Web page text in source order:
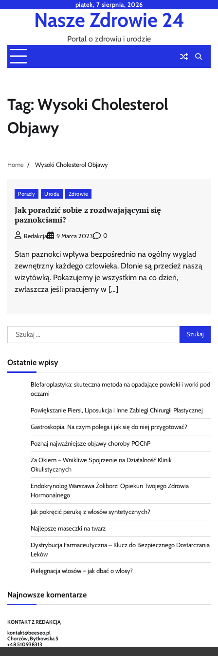
piątek, 7 sierpnia, 2026
Nasze Zdrowie 24
Portal o zdrowiu i urodzie
Tag: Wysoki Cholesterol
Objawy
Home Wysoki Cholesterol Objawy
Porady Uroda Zdrowie
Jak poradzić sobie z rozdwajającymi się
paznokciami?
Redakcja 9 Marca 2023 0
Stan paznokci wpływa bezpośrednio na ogólny wygląd
zewnętrzny każdego człowieka. Dłonie są przecież naszą
wizytówką. Pokazujemy je wszystkim na co dzień,
zwłaszcza jeśli pracujemy w […]
Szukaj:
Ostatnie wpisy
Blefaroplastyka: skuteczna metoda na opadające powieki i worki pod
oczami
Powiększanie Piersi, Liposukcja i Inne Zabiegi Chirurgii Plastycznej
Gastroskopia. Na czym polega i jak się do niej przygotować?
Poznaj najważniejsze objawy choroby POChP
Za Okiem – Wnikliwe Spojrzenie na Działalność Klinik
Okulistycznych
Endokrynolog Warszawa Żoliborz: Opiekun Twojego Zdrowia
Hormonalnego
Jak pokręcić perukę z włosów syntetycznych?
Najlepsze maseczki na twarz
Dystrybucja Farmaceutyczna – Klucz do Bezpiecznego Dostarczania
Leków
Pielęgnacja włosów – jak dbać o włosy?
Najnowsze komentarze
KONTAKT Z REDAKCJĄ
kontakt@beeseo.pl
Chorzów, Bytkowska 5
+48 510938313